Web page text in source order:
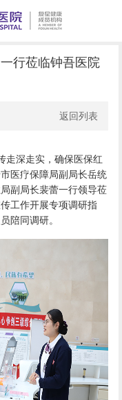
行莅临钟吾医院
返回列表
走深走实，确保医保红
医疗保障局副局长岳统
副局长裴蕾一行领导莅
工作开展专项调研指
陪同调研。